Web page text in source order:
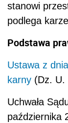
stanowi
podlega
Podstawa
Ustawa z
karny (Dz. U.
Uchwała
października